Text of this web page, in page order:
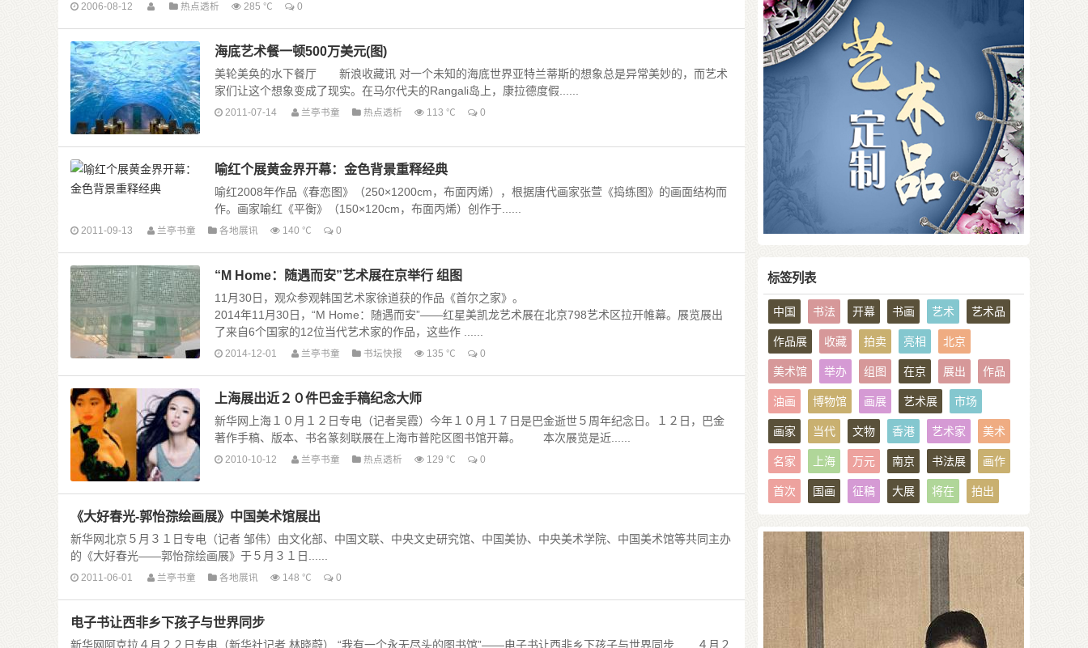
2006-08-12 热点透析 285 ℃ 0
海底艺术餐一顿500万美元(图)
美轮美奂的水下餐厅 新浪收藏讯 对一个未知的海底世界亚特兰蒂斯的想象总是异常美妙的，而艺术
家们让这个想象变成了现实。在马尔代夫的Rangali岛上，康拉德度假......
2011-07-14 兰亭书童 热点透析 113 ℃ 0
喻红个展黄金界开幕：金色背景重释经典
喻红2008年作品《春恋图》（250×1200cm，布面丙烯），根据唐代画家张萱《捣练图》的画面结构而
作。画家喻红《平衡》（150×120cm，布面丙烯）创作于......
2011-09-13 兰亭书童 各地展讯 140 ℃ 0
“M Home：随遇而安”艺术展在京举行 组图
11月30日，观众参观韩国艺术家徐道获的作品《首尔之家》。
2014年11月30日，“M Home：随遇而安”——红星美凯龙艺术展在北京798艺术区拉开帷幕。展览展出
了来自6个国家的12位当代艺术家的作品，这些作 ......
2014-12-01 兰亭书童 书坛快报 135 ℃ 0
上海展出近２０件巴金手稿纪念大师
新华网上海１０月１２日专电（记者吴霞）今年１０月１７日是巴金逝世５周年纪念日。１２日，巴金
著作手稿、版本、书名篆刻联展在上海市普陀区图书馆开幕。 本次展览是近......
2010-10-12 兰亭书童 热点透析 129 ℃ 0
《大好春光-郭怡孮绘画展》中国美术馆展出
新华网北京５月３１日专电（记者 邹伟）由文化部、中国文联、中央文史研究馆、中国美协、中央美术学院、中国美术馆等共同主办
的《大好春光——郭怡孮绘画展》于５月３１日......
2011-06-01 兰亭书童 各地展讯 148 ℃ 0
电子书让西非乡下孩子与世界同步
新华网阿克拉４月２２日专电（新华社记者 林晓蔚） “我有一个永无尽头的图书馆”——电子书让西非乡下孩子与世界同步 ４月２
标签列表
中国 书法 开幕 书画 艺术 艺术品
作品展 收藏 拍卖 亮相 北京
美术馆 举办 组图 在京 展出 作品
油画 博物馆 画展 艺术展 市场
画家 当代 文物 香港 艺术家 美术
名家 上海 万元 南京 书法展 画作
首次 国画 征稿 大展 将在 拍出